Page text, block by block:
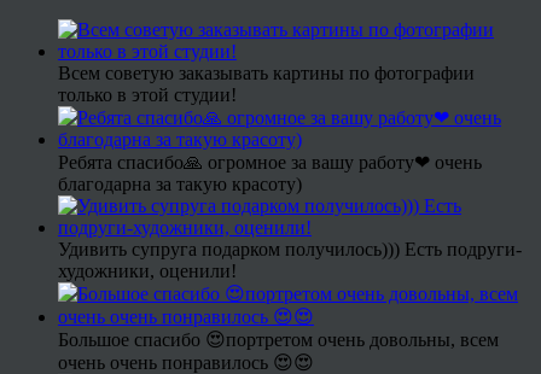
Всем советую заказывать картины по фотографии
только в этой студии!
Ребята спасибо🙏 огромное за вашу работу❤ очень
благодарна за такую красоту)
Удивить супруга подарком получилось))) Есть подруги-
художники, оценили!
Большое спасибо 😍портретом очень довольны, всем
очень очень понравилось 😍😍